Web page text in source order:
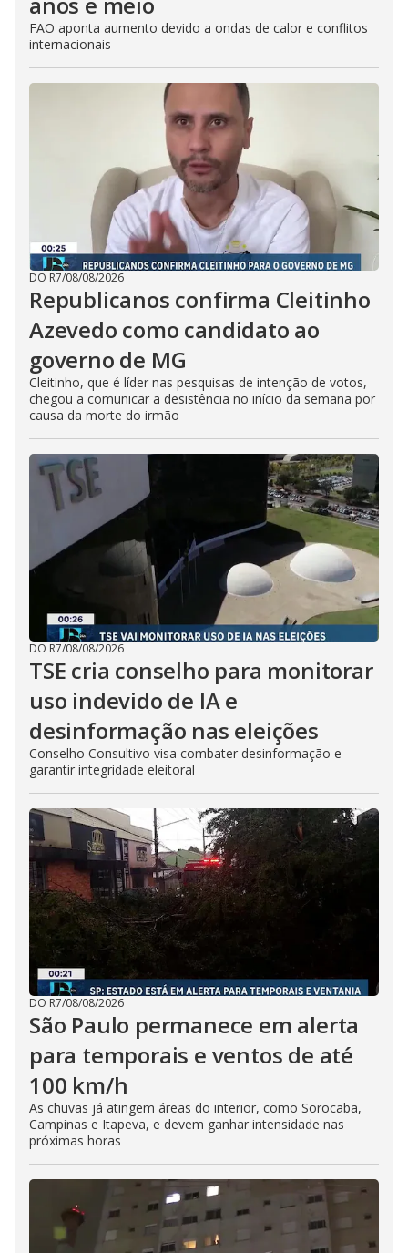
FAO aponta aumento devido a ondas de calor e conflitos
internacionais
DO R7/08/08/2026
Republicanos confirma Cleitinho
Azevedo como candidato ao
governo de MG
Cleitinho, que é líder nas pesquisas de intenção de votos,
chegou a comunicar a desistência no início da semana por
causa da morte do irmão
DO R7/08/08/2026
TSE cria conselho para monitorar
uso indevido de IA e
desinformação nas eleições
Conselho Consultivo visa combater desinformação e
garantir integridade eleitoral
DO R7/08/08/2026
São Paulo permanece em alerta
para temporais e ventos de até
100 km/h
As chuvas já atingem áreas do interior, como Sorocaba,
Campinas e Itapeva, e devem ganhar intensidade nas
próximas horas